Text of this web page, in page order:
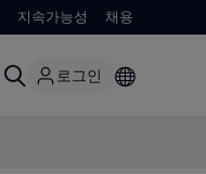
지속가능성 채용
로그인